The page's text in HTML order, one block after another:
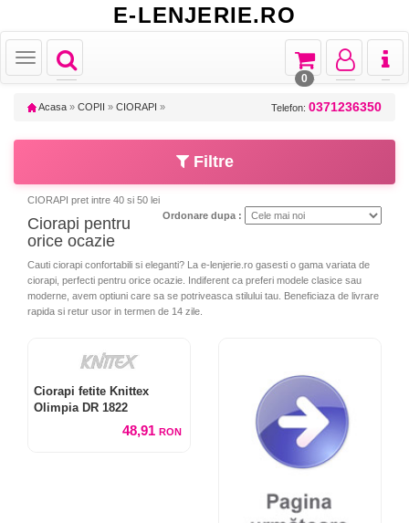
E-LENJERIE.RO
Toggle
navigation
Toggle
Toggle
navigation
Toggle
navigation
Toggle
navigation
0
Acasa » COPII » CIORAPI » Telefon: 0371236350
Filtre
CIORAPI pret intre 40 si 50 lei
Ordonare dupa :
Ciorapi pentru
orice ocazie
Cauti ciorapi confortabili si eleganti? La e-lenjerie.ro gasesti o gama variata de
ciorapi, perfecti pentru orice ocazie. Indiferent ca preferi modele clasice sau
moderne, avem optiuni care sa se potriveasca stilului tau. Beneficiaza de livrare
rapida si retur usor in termen de 14 zile.
Ciorapi fetite Knittex
Olimpia DR 1822
48,91 RON